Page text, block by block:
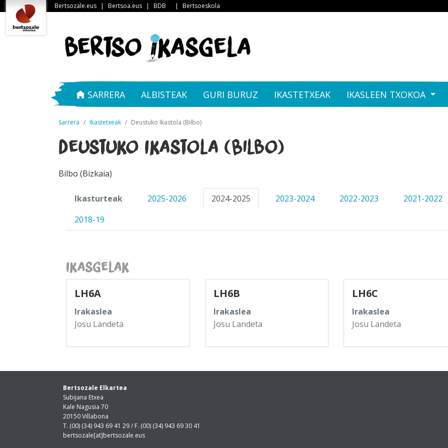
Bertsozale.eus | Bertsoa.eus | BDB | Bertsoeskola
SARRERA ALBISTEAK GURI BURUZ IKASTETXEAK IKASLEEN TXOKOA
Sarrera Ikastetxeak Deustuko Ikastola (Bilbo)
Deustuko Ikastola (Bilbo)
Bilbo (Bizkaia)
Ikasturteak 2025-2026 2024-2025 2023-2024 2022-2023 2021-2022
2018-19
Ikasgelak
LH6A
Irakaslea
Josu Landeta
LH6B
Irakaslea
Josu Landeta
LH6C
Irakaslea
Josu Landeta
Bertsozale Elkartea
Subijana Etxea
Kale Nagusia 70
20150 Villabona
T. (00) (34) 943 69 41 29 / F. (00) (34) 943 69 30 41
bertsozale[at]bertsozale.eus